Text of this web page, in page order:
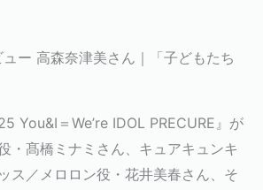
ー 高森奈津美さん｜「子どもたち
You&I＝We’re IDOL PRECURE』が
・髙橋ミナミさん、キュアキュンキ
ス／メロロン役・花井美春さん、そ